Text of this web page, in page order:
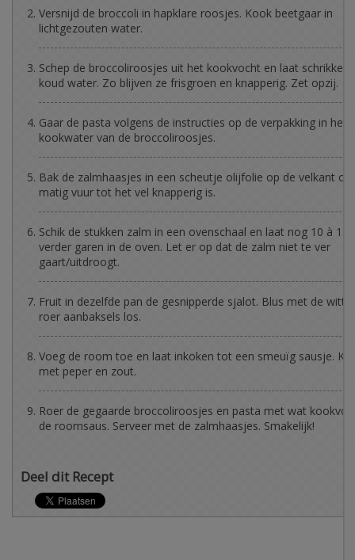
Versnijd de broccoli in hapklare roosjes. Kook beetgaar in
lichtgezouten water.
Schep de broccoliroosjes uit het kookvocht en laat schrikken
koud water. Zo blijven ze frisgroen en knapperig. Zet opzij.
Gaar de pasta volgens de instructies op de verpakking in het
kookwater van de broccoliroosjes.
Bak de zalmhaasjes in een scheutje olijfolie op de velkant op
matig vuur tot het vel knapperig is.
Schik de stukken zalm in een ovenschaal en laat nog 10 à 15
verder garen in de oven. Let er op dat de zalm niet te ver
gaart/uitdroogt.
Fruit in dezelfde pan de gesnipperde sjalot. Blus met de
roer aanbaksels los.
Voeg de room toe en laat inkoken tot een smeuïg sausje.
met peper en zout.
Roer de gegaarde broccoliroosjes en pasta met wat
de roomsaus. Serveer met de zalmhaasjes. Smakelijk!
Deel dit Recept